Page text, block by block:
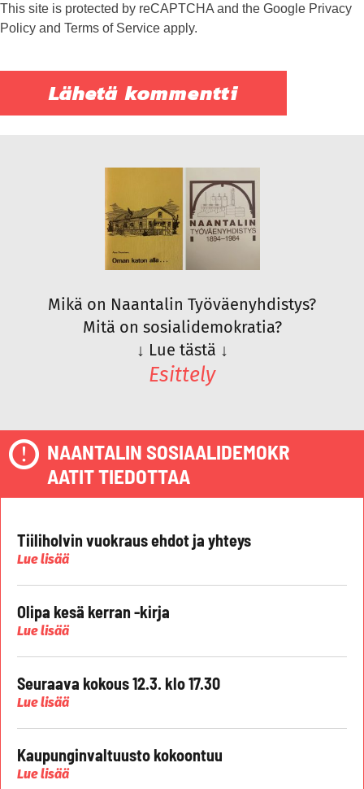
This site is protected by reCAPTCHA and the Google Privacy
Policy and Terms of Service apply.
Mikä on Naantalin Työväenyhdistys?
Mitä on sosialidemokratia?
↓ Lue tästä ↓
Esittely
NAANTALIN SOSIAALIDEMOKR
AATIT TIEDOTTAA
Tiiliholvin vuokraus ehdot ja yhteys
Lue lisää
Olipa kesä kerran -kirja
Lue lisää
Seuraava kokous 12.3. klo 17.30
Lue lisää
Kaupunginvaltuusto kokoontuu
Lue lisää